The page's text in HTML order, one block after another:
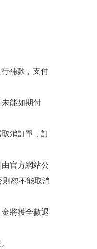
補款，支付
能如期付
消訂單，訂
官方網站公
則恕不能取消
將獲全數退